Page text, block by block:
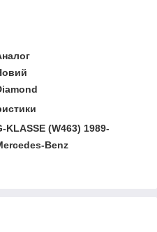
KLASSE (W463) 1989-
Benz